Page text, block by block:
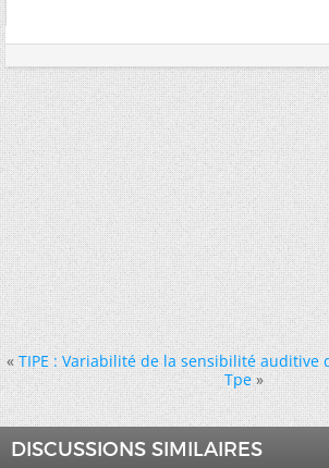
« TIPE : Variabilité de la sensibilité auditive
Tpe »
DISCUSSIONS SIMILAIRES